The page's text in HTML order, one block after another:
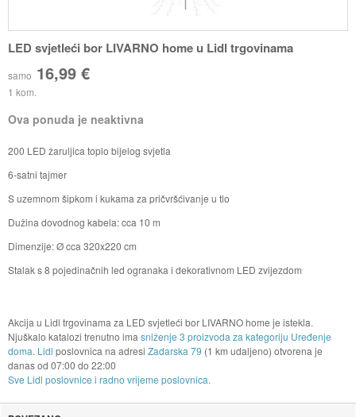
LED svjetleći bor LIVARNO home u Lidl trgovinama
samo 16,99 €
1 kom.
Ova ponuda je neaktivna
200 LED žaruljica toplo bijelog svjetla
6-satni tajmer
S uzemnom šipkom i kukama za pričvršćivanje u tlo
Dužina dovodnog kabela: cca 10 m
Dimenzije: Ø cca 320x220 cm
Stalak s 8 pojedinačnih led ogranaka i dekorativnom LED zvijezdom
Akcija u Lidl trgovinama za LED svjetleći bor LIVARNO home je istekla.
Njuškalo katalozi trenutno ima sniženje 3 proizvoda za kategoriju Uređenje
doma. Lidl poslovnica na adresi Zadarska 79 (1 km udaljeno) otvorena je
danas od 07:00 do 22:00
Sve Lidl poslovnice i radno vrijeme poslovnica.